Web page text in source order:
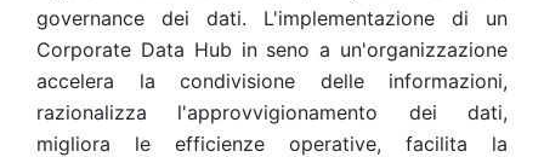
governance dei dati. L'implementazione di un
Corporate Data Hub in seno a un'organizzazione
accelera la condivisione delle informazioni,
razionalizza l'approvvigionamento dei dati,
migliora le efficienze operative, facilita la